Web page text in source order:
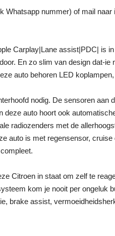
Whatsapp nummer) of mail naar
Carplay|Lane assist|PDC| is
En zo slim van design dat-
auto behoren LED
nodig. De sensoren
deze auto hoort ook
radiozenders met de
auto is met regensensor,
Citroen in staat om zelf te
kom je nooit per ongeluk
brake assist,